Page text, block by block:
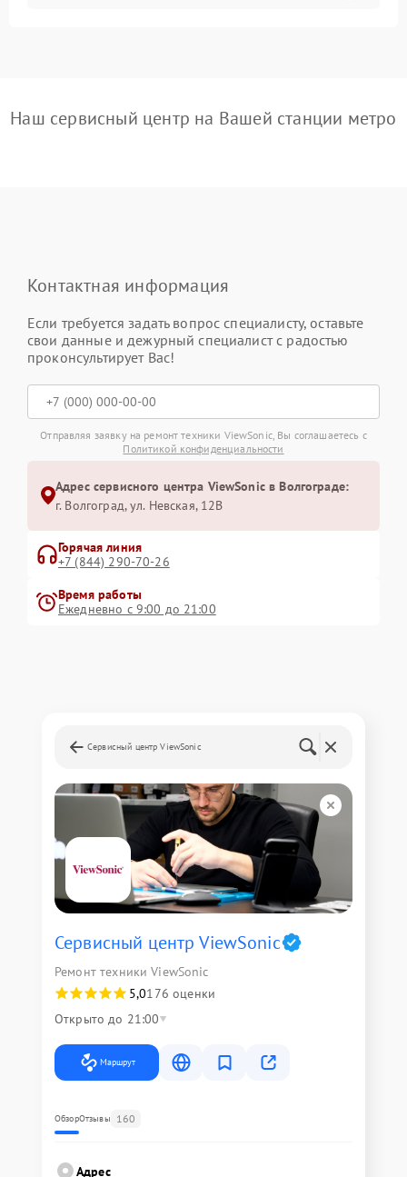
Наш сервисный центр на Вашей станции метро
Контактная информация
Если требуется задать вопрос специалисту, оставьте
свои данные и дежурный специалист с радостью
проконсультирует Вас!
Отправляя заявку на ремонт техники ViewSonic, Вы соглашаетесь с
Политикой конфиденциальности
Адрес сервисного центра ViewSonic в Волгограде:
г. Волгоград, ул. Невская, 12В
Горячая линия
+7 (844) 290-70-26
Время работы
Ежедневно с 9:00 до 21:00
Сервисный центр ViewSonic
Сервисный центр ViewSonic
Ремонт техники ViewSonic
5,0176 оценки
Открыто до 21:00
Маршрут
ОбзорОтзывы 160
Адрес